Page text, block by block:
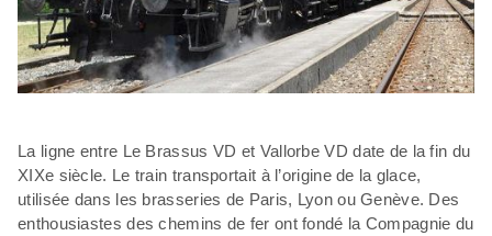
La ligne entre Le Brassus VD et Vallorbe VD date de la fin du
XIXe siècle. Le train transportait à l’origine de la glace,
utilisée dans les brasseries de Paris, Lyon ou Genève. Des
enthousiastes des chemins de fer ont fondé la Compagnie du